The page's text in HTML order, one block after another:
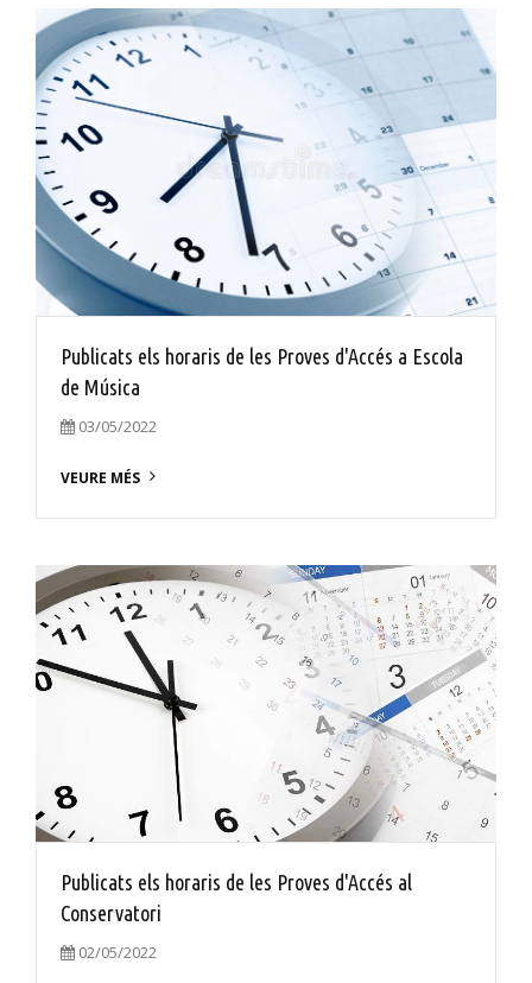
Publicats els horaris de les Proves d'Accés a Escola
de Música
03/05/2022
VEURE MÉS
Publicats els horaris de les Proves d'Accés al
Conservatori
02/05/2022